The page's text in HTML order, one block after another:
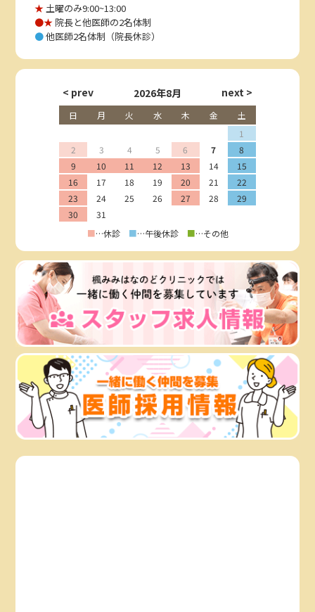
★ 土曜のみ9:00~13:00
●★ 院長と他医師の2名体制
●他医師2名体制（院長休診）
2026年8月
日 月 火 水 木 金
土
1
2
3 4 5 6 7
8
9
10 11 12 13 14
15
16
17 18 19 20 21
22
23
24 25 26 27 28
29
30
31
■…休診 ■…午後休診 ■…その他